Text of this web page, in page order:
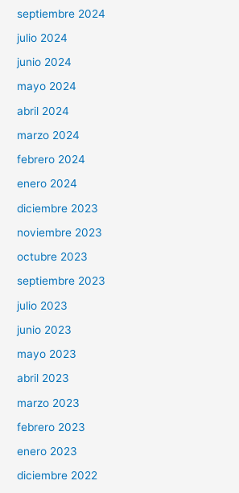
septiembre 2024
julio 2024
junio 2024
mayo 2024
abril 2024
marzo 2024
febrero 2024
enero 2024
diciembre 2023
noviembre 2023
octubre 2023
septiembre 2023
julio 2023
junio 2023
mayo 2023
abril 2023
marzo 2023
febrero 2023
enero 2023
diciembre 2022